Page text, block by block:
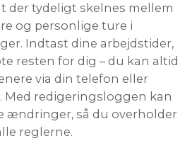
der tydeligt skelnes mellem
og personlige ture i
Indtast dine arbejdstider,
resten for dig – du kan altid
via din telefon eller
Med redigeringsloggen kan
ændringer, så du overholder
reglerne.